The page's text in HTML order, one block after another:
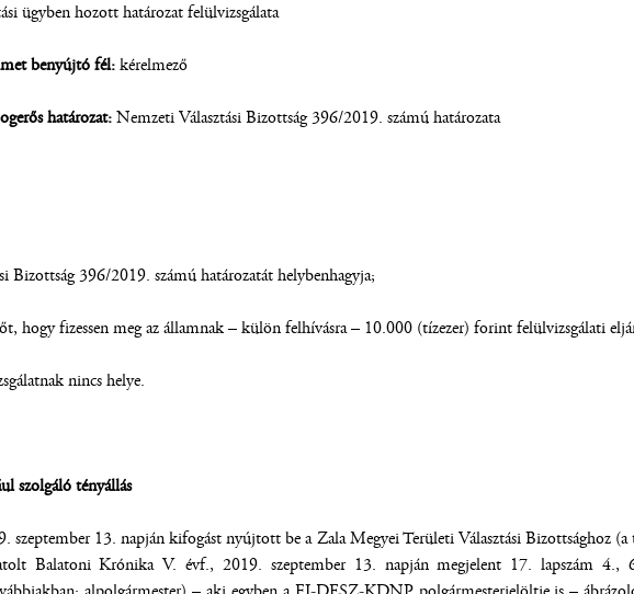
ügyben hozott határozat felülvizsgálata
benyújtó fél:kérelmező
határozat:Nemzeti Választási Bizottság 396/2019. számú határozata
Bizottság 396/2019. számú határozatát helybenhagyja;
hogy fizessen meg az államnak – külön felhívásra – 10.000 (tízezer) forint felülvizsgálati
nincs helye.
szolgáló tényállás
szeptember 13. napján kifogást nyújtott be a Zala Megyei Területi Választási Bizottsághoz
Balatoni Krónika V. évf., 2019. szeptember 13. napján megjelent 17. lapszám